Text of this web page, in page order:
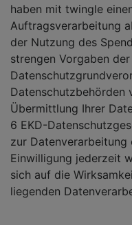
haben mit twingle
Auftragsverarbeitung
der Nutzung des
strengen Vorgaben der
Datenschutzbehörden
Übermittlung Ihrer
6 EKD-
zur Datenverarbeitung
Einwilligung jederzeit
sich auf die
liegenden